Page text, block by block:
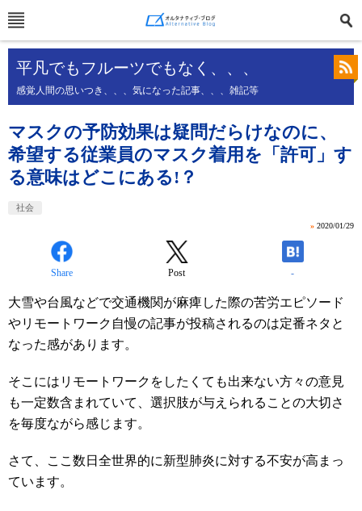
平凡でもフルーツでもなく、、、
感覚人間の思いつき、、、気になった記事、、、雑記等
マスクの予防効果は疑問だらけなのに、
希望する従業員のマスク着用を「許可」す
る意味はどこにある!？
社会
» 2020/01/29
Share Post -
大雪や台風などで交通機関が麻痺した際の苦労エピソード
やリモートワーク自慢の記事が投稿されるのは定番ネタと
なった感があります。
そこにはリモートワークをしたくても出来ない方々の意見
も一定数含まれていて、選択肢が与えられることの大切さ
を毎度ながら感じます。
さて、ここ数日全世界的に新型肺炎に対する不安が高まっ
ています。